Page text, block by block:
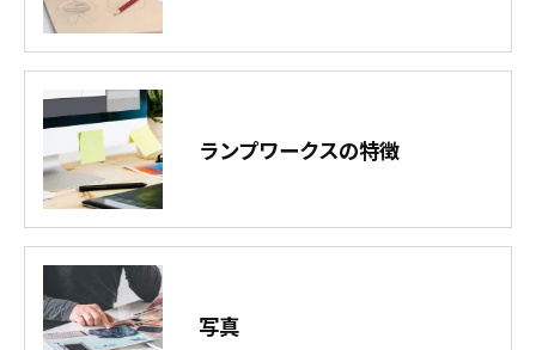
ランプワークスの特徴
写真